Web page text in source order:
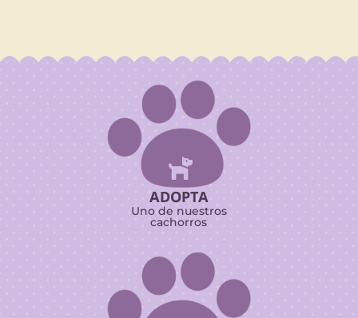

ADOPTA
Uno de nuestros
cachorros